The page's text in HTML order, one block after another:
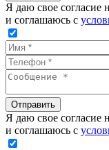
Я даю свое согласие
и соглашаюсь с
Отправить
Я даю свое согласие
и соглашаюсь с